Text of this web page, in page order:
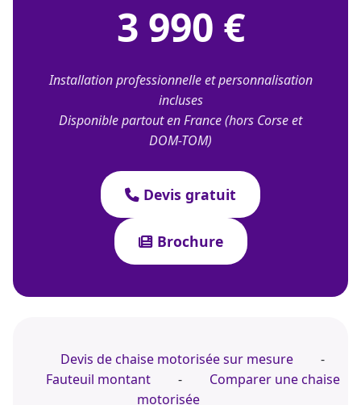
3 990 €
Installation professionnelle et personnalisation
incluses
Disponible partout en France (hors Corse et
DOM-TOM)
Devis gratuit
Brochure
Devis de chaise motorisée sur mesure
-
Fauteuil montant
-
Comparer une chaise
motorisée